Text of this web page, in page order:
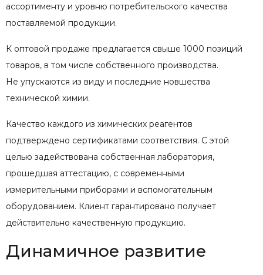
ассортименту и уровню потребительского качества
поставляемой продукции.
К оптовой продаже предлагается свыше 1000 позиций
товаров, в том числе собственного производства.
Не упускаются из виду и последние новшества
технической химии.
Качество каждого из химических реагентов
подтверждено сертификатами соответствия. С этой
целью задействована собственная лаборатория,
прошедшая аттестацию, с современными
измерительными приборами и вспомогательным
оборудованием. Клиент гарантировано получает
действительно качественную продукцию.
Динамичное развитие